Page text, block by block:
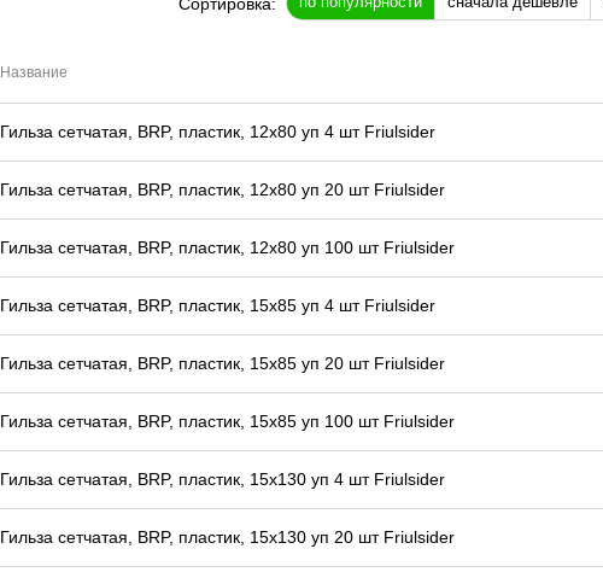
Название
Гильза сетчатая, BRP, пластик, 12x80 уп 4 шт Friulsider
Гильза сетчатая, BRP, пластик, 12x80 уп 20 шт Friulsider
Гильза сетчатая, BRP, пластик, 12x80 уп 100 шт Friulsider
Гильза сетчатая, BRP, пластик, 15x85 уп 4 шт Friulsider
Гильза сетчатая, BRP, пластик, 15x85 уп 20 шт Friulsider
Гильза сетчатая, BRP, пластик, 15x85 уп 100 шт Friulsider
Гильза сетчатая, BRP, пластик, 15x130 уп 4 шт Friulsider
Гильза сетчатая, BRP, пластик, 15x130 уп 20 шт Friulsider